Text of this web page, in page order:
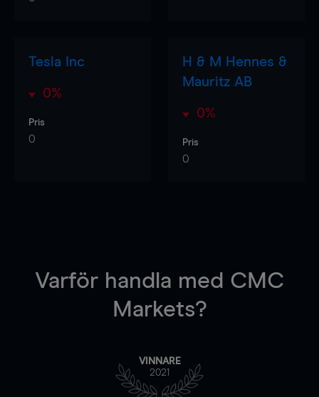
Tesla Inc
0%
Pris
0
H & M Hennes &
Mauritz AB
0%
Pris
0
Varför handla med CMC
Markets?
VINNARE
2021